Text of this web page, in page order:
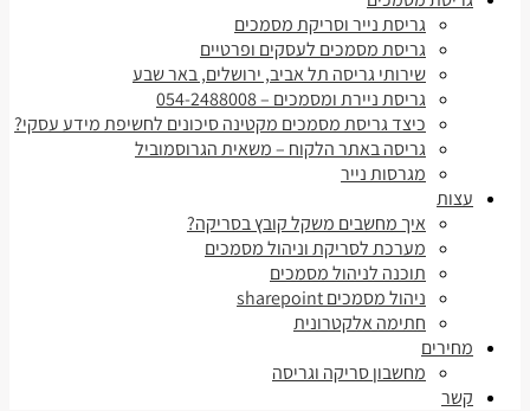
גריסת נייר וסריקת מסמכים
גריסת מסמכים לעסקים ופרטיים
שירותי גריסה תל אביב, ירושלים, באר שבע
גריסת ניירת ומסמכים – 054-2488008
כיצד גריסת מסמכים מקטינה סיכונים לחשיפת מידע עסקי?
גריסה באתר הלקוח – משאית הגרוסמוביל
מגרסות נייר
עצות
איך מחשבים משקל קובץ בסריקה?
מערכת לסריקת וניהול מסמכים
תוכנה לניהול מסמכים
ניהול מסמכים sharepoint
חתימה אלקטרונית
מחירים
מחשבון סריקה וגריסה
קשר